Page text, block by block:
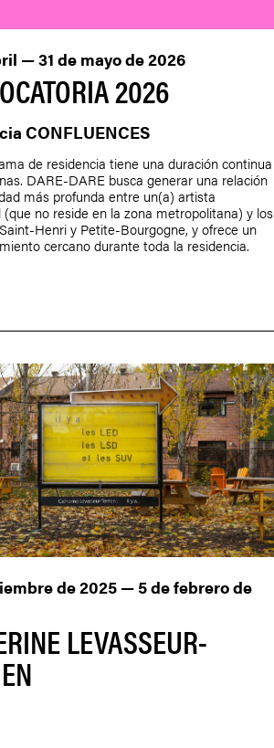
2026
— 31 de mayo de 2026
CONFLUENCES
de residencia tiene una duración continua
DARE-DARE busca generar una relación
más profunda entre un(a) artista
(que no reside en la zona metropolitana) y los
Henri y Petite-Bourgogne, y ofrece un
cercano durante toda la residencia.
LEVASSEUR-
de 2025 — 5 de febrero de